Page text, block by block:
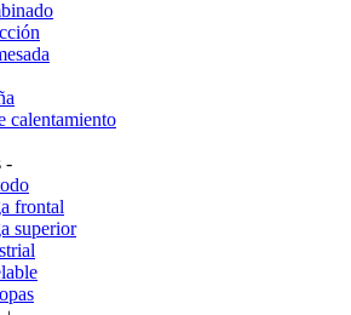
calentamiento
-
frontal
superior